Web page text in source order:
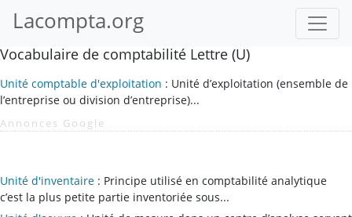
Lacompta.org
Vocabulaire de comptabilité Lettre (U)
Unité comptable d'exploitation : Unité d’exploitation (ensemble de
l’entreprise ou division d’entreprise)...
Annonces Google
Unité d'inventaire : Principe utilisé en comptabilité analytique
c’est la plus petite partie inventoriée sous...